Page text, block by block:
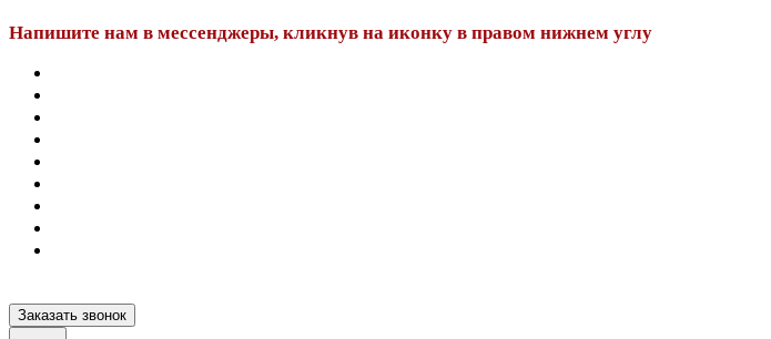
Напишите нам в мессенджеры, кликнув на иконку в правом нижнем углу
Заказать звонок